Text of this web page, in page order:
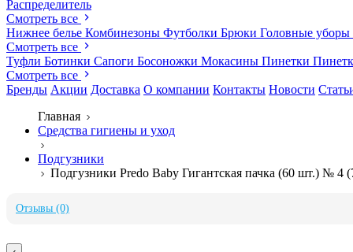
Распределитель
Смотреть все
Нижнее белье Комбинезоны Футболки Брюки Головные уборы
Смотреть все
Туфли Ботинки Сапоги Босоножки Мокасины Пинетки
Смотреть все
Бренды Акции Доставка О компании Контакты Новости
Главная
Средства гигиены и уход
Подгузники
Подгузники Predo Baby Гигантская пачка (60 шт.) № 4
Отзывы (0)